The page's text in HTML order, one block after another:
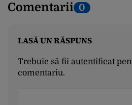
Comentarii 0
LASĂ UN RĂSPUNS
Trebuie să fii autentificat
comentariu.